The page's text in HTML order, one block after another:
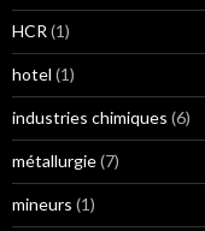
HCR (1)
hotel (1)
industries chimiques (6)
métallurgie(7)
mineurs (1)